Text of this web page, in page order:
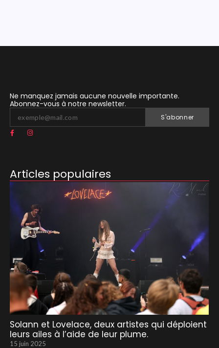
Ne manquez jamais aucune nouvelle importante.
Abonnez-vous à notre newsletter.
S'abonner
Articles populaires
Solann et Lovelace, deux artistes qui déploient
leurs ailes à l’aide de leur plume.
15 juin 2025